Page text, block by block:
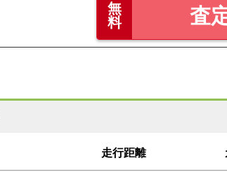
無
料
査
走行距離